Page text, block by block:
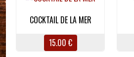
COCKTAIL DE LA MER
15.00 €